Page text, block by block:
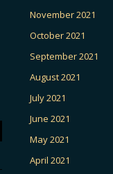
November 2021
October 2021
September 2021
August 2021
July 2021
June 2021
May 2021
April 2021